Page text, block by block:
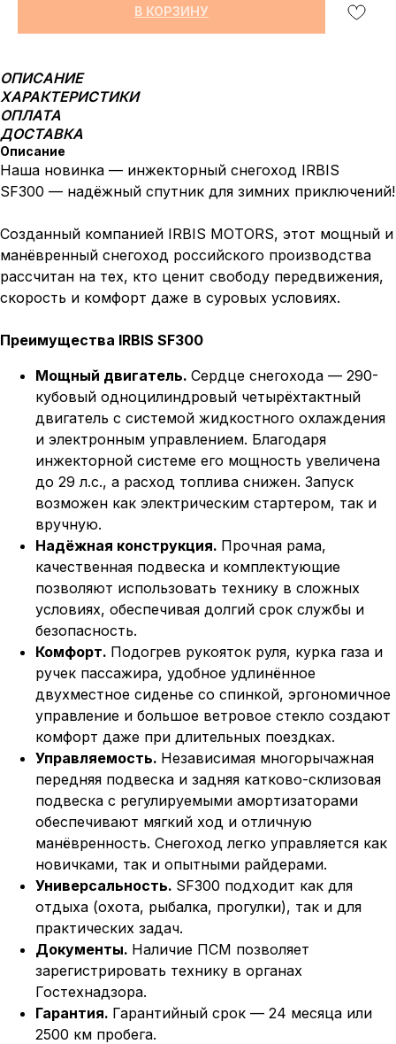
В КОРЗИНУ
ОПИСАНИЕ
ХАРАКТЕРИСТИКИ
ОПЛАТА
ДОСТАВКА
Описание
Наша новинка — инжекторный снегоход IRBIS
SF300 — надёжный спутник для зимних приключений!
Созданный компанией IRBIS MOTORS, этот мощный и
манёвренный снегоход российского производства
рассчитан на тех, кто ценит свободу передвижения,
скорость и комфорт даже в суровых условиях.
Преимущества IRBIS SF300
Мощный двигатель. Сердце снегохода — 290-
кубовый одноцилиндровый четырёхтактный
двигатель с системой жидкостного охлаждения
и электронным управлением. Благодаря
инжекторной системе его мощность увеличена
до 29 л.с., а расход топлива снижен. Запуск
возможен как электрическим стартером, так и
вручную.
Надёжная конструкция. Прочная рама,
качественная подвеска и комплектующие
позволяют использовать технику в сложных
условиях, обеспечивая долгий срок службы и
безопасность.
Комфорт. Подогрев рукояток руля, курка газа и
ручек пассажира, удобное удлинённое
двухместное сиденье со спинкой, эргономичное
управление и большое ветровое стекло создают
комфорт даже при длительных поездках.
Управляемость. Независимая многорычажная
передняя подвеска и задняя катково-склизовая
подвеска с регулируемыми амортизаторами
обеспечивают мягкий ход и отличную
манёвренность. Снегоход легко управляется как
новичками, так и опытными райдерами.
Универсальность. SF300 подходит как для
отдыха (охота, рыбалка, прогулки), так и для
практических задач.
Документы. Наличие ПСМ позволяет
зарегистрировать технику в органах
Гостехнадзора.
Гарантия. Гарантийный срок — 24 месяца или
2500 км пробега.